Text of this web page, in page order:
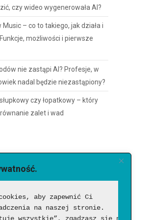
aby zapewnić Ci
na naszej stronie.
czy wideo wygenerowała AI?
Music – co to takiego, jak działa i
możliwości i pierwsze
nie zastąpi AI? Profesje, w
nadal będzie niezastąpiony?
czy łopatkowy – który
zalet i wad